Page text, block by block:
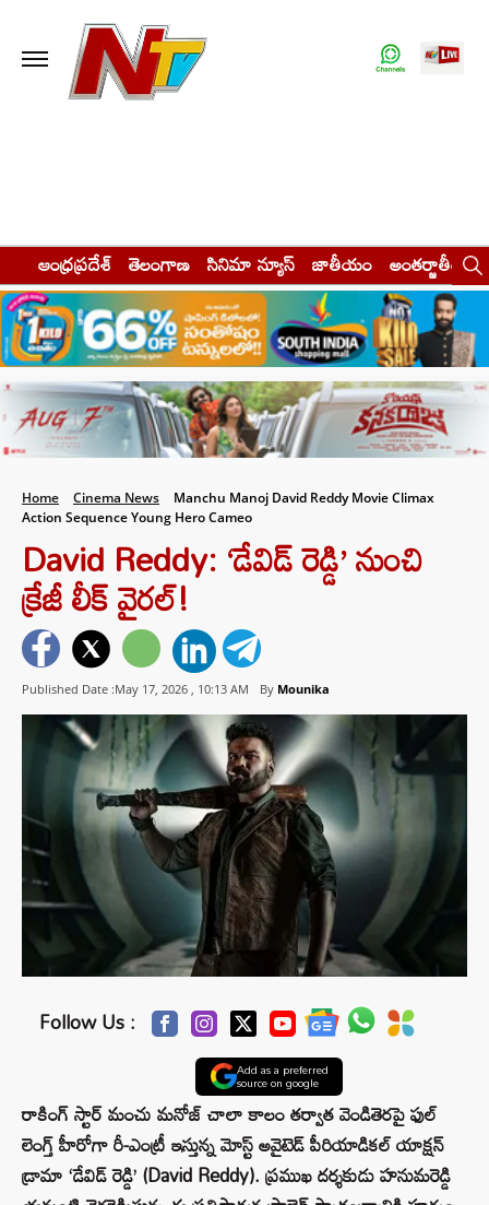
ఆంధ్రప్రదేశ్ తెలంగాణ సినిమా న్యూస్ జాతీయం అంతర్జాతీయం
Home Cinema News
Manchu Manoj David Reddy Movie Climax
Action Sequence Young Hero Cameo
David Reddy: ‘డేవిడ్ రెడ్డి’ నుంచి
క్రేజీ లీక్ వైరల్!
Published Date :May 17, 2026 , 10:13 AM By Mounika
Follow Us :
Add as a preferred
source on google
రాకింగ్ స్టార్ మంచు మనోజ్ చాలా కాలం తర్వాత వెండితెరపై ఫుల్
లెంగ్త్ హీరోగా రీ-ఎంట్రీ ఇస్తున్న మోస్ట్ అవైటెడ్ పీరియాడికల్ యాక్షన్
డ్రామా ‘డేవిడ్ రెడ్డి’ (David Reddy). ప్రముఖ దర్శకుడు హనుమరెడ్డి